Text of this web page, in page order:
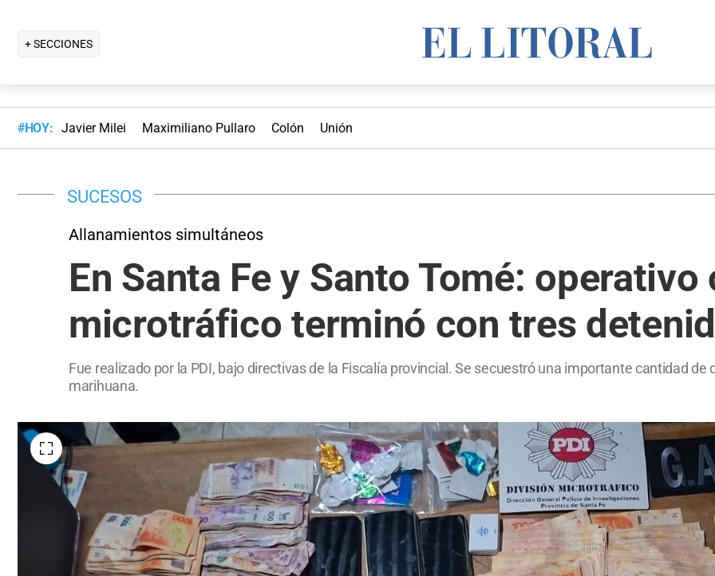
+ SECCIONES
#HOY: Javier Milei Maximiliano Pullaro Colón Unión
SUCESOS
Allanamientos simultáneos
En Santa Fe y Santo Tomé:
microtráfico terminó con tres
Fue realizado por la PDI, bajo directivas de la Fiscalía provincial. Se secuestró una importante cantidad
marihuana.